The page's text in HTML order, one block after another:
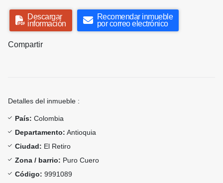
Descargar
información
Recomendar inmueble
por correo electrónico
Compartir
Detalles del inmueble :
País: Colombia
Departamento: Antioquia
Ciudad: El Retiro
Zona / barrio: Puro Cuero
Código: 9991089